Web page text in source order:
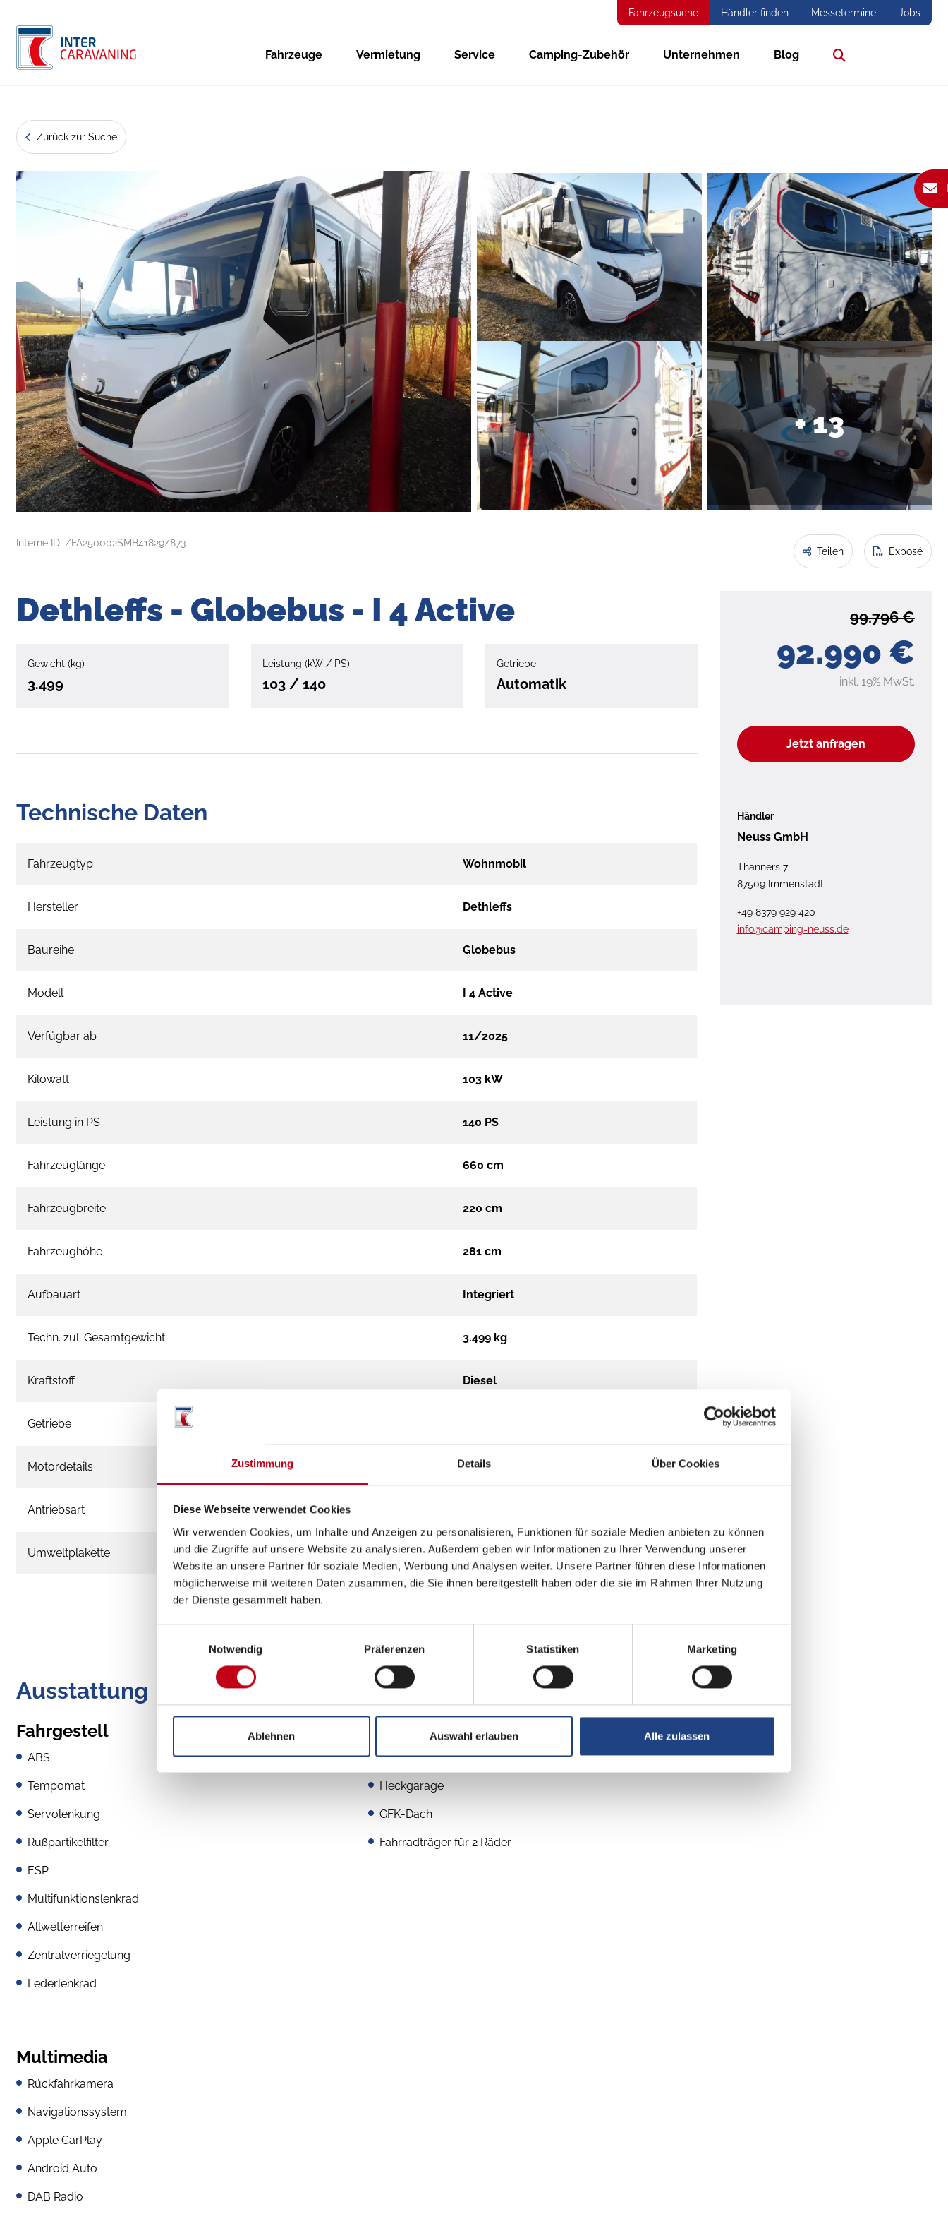
Zustimmung Details Über Cookies
Diese Webseite verwendet Cookies
Wir verwenden Cookies, um Inhalte und Anzeigen zu personalisieren, Funktionen für soziale Medien anbieten zu können
und die Zugriffe auf unsere Website zu analysieren. Außerdem geben wir Informationen zu Ihrer Verwendung unserer
Website an unsere Partner für soziale Medien, Werbung und Analysen weiter. Unsere Partner führen diese Informationen
möglicherweise mit weiteren Daten zusammen, die Sie ihnen bereitgestellt haben oder die sie im Rahmen Ihrer Nutzung
der Dienste gesammelt haben.
Einwilligungsauswahl
Notwendig
Präferenzen Statistiken Marketing
Ablehnen Auswahl erlauben Alle zulassen
Fahrzeugsuche Händler finden Messetermine Jobs
Fahrzeuge Vermietung Service Camping-Zubehör Unternehmen Blog
Zurück zur Suche
+ 13
Interne ID: ZFA250002SMB41829/873
Teilen Exposé
92.990 €
99.796 €
inkl. 19% MwSt.
Jetzt anfragen
Händler
Neuss GmbH
Thanners 7
87509 Immenstadt
+49 8379 929 420
info@camping-neuss.de
Dethleffs - Globebus - I 4 Active
Gewicht (kg)
3.499
Leistung (kW / PS)
103 / 140
Getriebe
Automatik
Technische Daten
Fahrzeugtyp Wohnmobil
Hersteller Dethleffs
Baureihe Globebus
Modell I 4 Active
Verfügbar ab 11/2025
Kilowatt 103 kW
Leistung in PS 140 PS
Fahrzeuglänge 660 cm
Fahrzeugbreite 220 cm
Fahrzeughöhe 281 cm
Aufbauart Integriert
Techn. zul. Gesamtgewicht 3.499 kg
Kraftstoff Diesel
Getriebe
Motordetails 2,2 MultiJet
Antriebsart
Umweltplakette grün
Ausstattung
Fahrgestell
ABS
Tempomat
Servolenkung
Rußpartikelfilter
ESP
Multifunktionslenkrad
Allwetterreifen
Zentralverriegelung
Lederlenkrad
Markise
Heckgarage
GFK-Dach
Fahrradträger für 2 Räder
Multimedia
Rückfahrkamera
Navigationssystem
Apple CarPlay
Android Auto
DAB Radio